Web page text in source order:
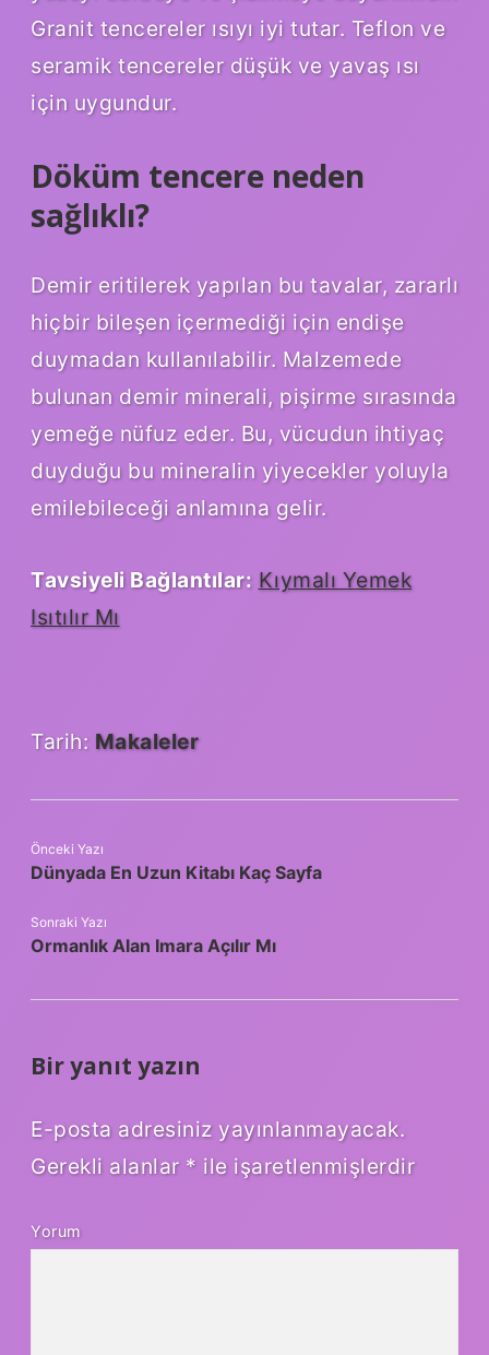
Granit tencereler ısıyı iyi tutar. Teflon ve
seramik tencereler düşük ve yavaş ısı
için uygundur.
Döküm tencere neden
sağlıklı?
Demir eritilerek yapılan bu tavalar, zararlı
hiçbir bileşen içermediği için endişe
duymadan kullanılabilir. Malzemede
bulunan demir minerali, pişirme sırasında
yemeğe nüfuz eder. Bu, vücudun ihtiyaç
duyduğu bu mineralin yiyecekler yoluyla
emilebileceği anlamına gelir.
Tavsiyeli Bağlantılar: Kıymalı Yemek
Isıtılır Mı
Tarih: Makaleler
Önceki Yazı
Dünyada En Uzun Kitabı Kaç Sayfa
Sonraki Yazı
Ormanlık Alan Imara Açılır Mı
Bir yanıt yazın
E-posta adresiniz yayınlanmayacak.
Gerekli alanlar * ile işaretlenmişlerdir
Yorum